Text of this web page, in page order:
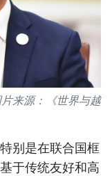
来源：《世界与越
别是在联合国框
于传统友好和高